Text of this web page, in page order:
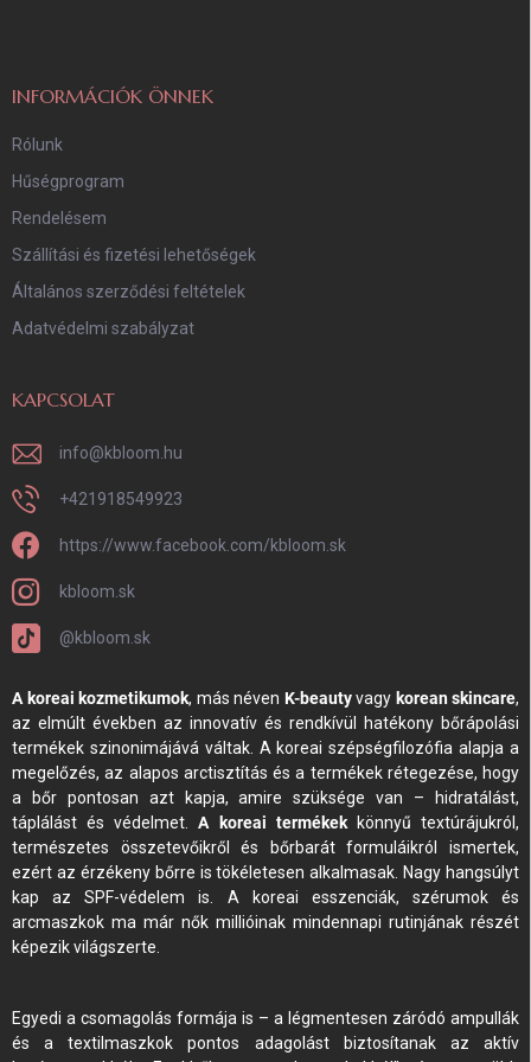
INFORMÁCIÓK ÖNNEK
Rólunk
Hűségprogram
Rendelésem
Szállítási és fizetési lehetőségek
Általános szerződési feltételek
Adatvédelmi szabályzat
KAPCSOLAT
info@kbloom.hu
+421918549923
https://www.facebook.com/kbloom.sk
kbloom.sk
@kbloom.sk
A koreai kozmetikumok, más néven K-beautyvagy korean skincare,
az elmúlt években az innovatív és rendkívül hatékony bőrápolási
termékek szinonimájává váltak. A koreai szépségfilozófia alapja a
megelőzés, az alapos arctisztítás és a termékek rétegezése, hogy
a bőr pontosan azt kapja, amire szüksége van – hidratálást,
táplálást és védelmet.A koreai termékekkönnyű textúrájukról,
természetes összetevőikről és bőrbarát formuláikról ismertek,
ezért az érzékeny bőrre is tökéletesen alkalmasak. Nagy hangsúlyt
kap az SPF-védelem is. A koreai esszenciák, szérumok és
arcmaszkok ma már nők millióinak mindennapi rutinjának részét
képezik világszerte.
Egyedi a csomagolás formája is – a légmentesen záródó ampullák
és a textilmaszkok pontos adagolást biztosítanak az aktív